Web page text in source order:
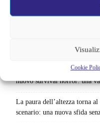
Cookie
La bocca del diavolo arriva
nuovo survival horror: una
La paura dell’altezza torna
scenario: una nuova sfida